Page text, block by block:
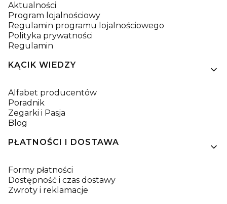
Aktualności
Program lojalnościowy
Regulamin programu lojalnościowego
Polityka prywatności
Regulamin
KĄCIK WIEDZY
Alfabet producentów
Poradnik
Zegarki i Pasja
Blog
PŁATNOŚCI I DOSTAWA
Formy płatności
Dostępność i czas dostawy
Zwroty i reklamacje